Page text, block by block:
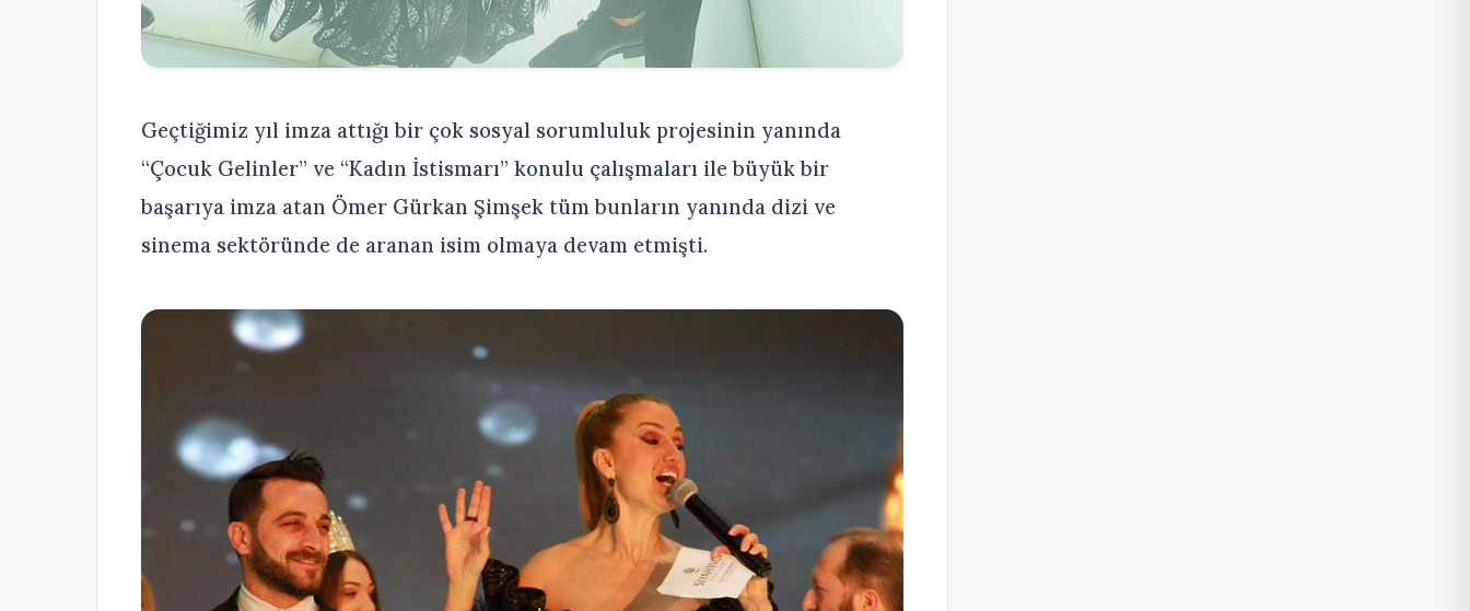
Geçtiğimiz yıl imza attığı bir çok sosyal sorumluluk projesinin yanında
“Çocuk Gelinler” ve “Kadın İstismarı” konulu çalışmaları ile büyük bir
başarıya imza atan Ömer Gürkan Şimşek tüm bunların yanında dizi ve
sinema sektöründe de aranan isim olmaya devam etmişti.